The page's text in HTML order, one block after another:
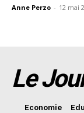
Anne Perzo - 12 mai
Le
Economie